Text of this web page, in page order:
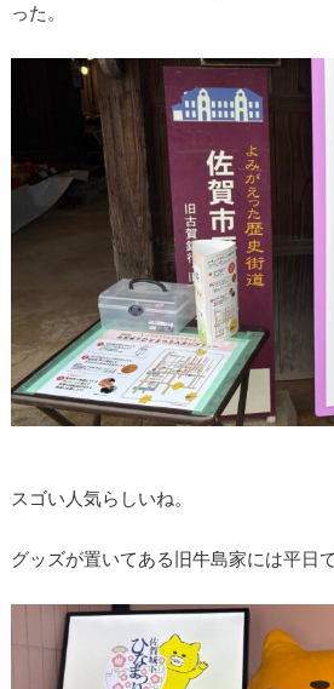
った。
スゴい人気らしいね。
グッズが置いてある旧牛島家には平日